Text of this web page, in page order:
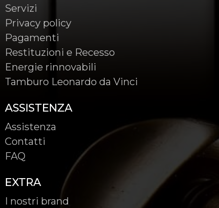
Servizi
Privacy policy
Pagamenti
Restituzioni e Recesso
Energie rinnovabili
Tamburo Leonardo da Vinci
ASSISTENZA
Assistenza
Contatti
FAQ
EXTRA
I nostri brand